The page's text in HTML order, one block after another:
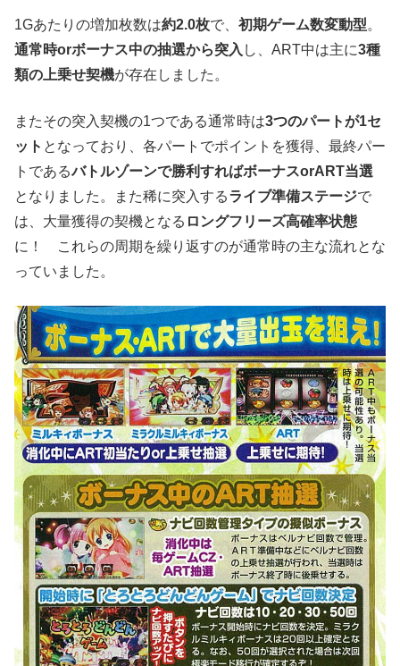
1Gあたりの増加枚数は約2.0枚で、 初期ゲーム数変動型。
通常時orボーナス中の抽選から突入 し、ART中は主に3種
類の上乗せ契機が存在しました。
またその突入契機の1つである通常時は3つのパートが1セ
ット となっており、各パートでポイントを獲得、最終パー
トであるバトルゾーンで勝利すればボーナスorART当選
となりました。また稀に突入するライブ準備ステージで
は、大量獲得の契機となる ロングフリーズ高確率状態
に！ これらの周期を繰り返すのが通常時の主な流れとな
っていました。